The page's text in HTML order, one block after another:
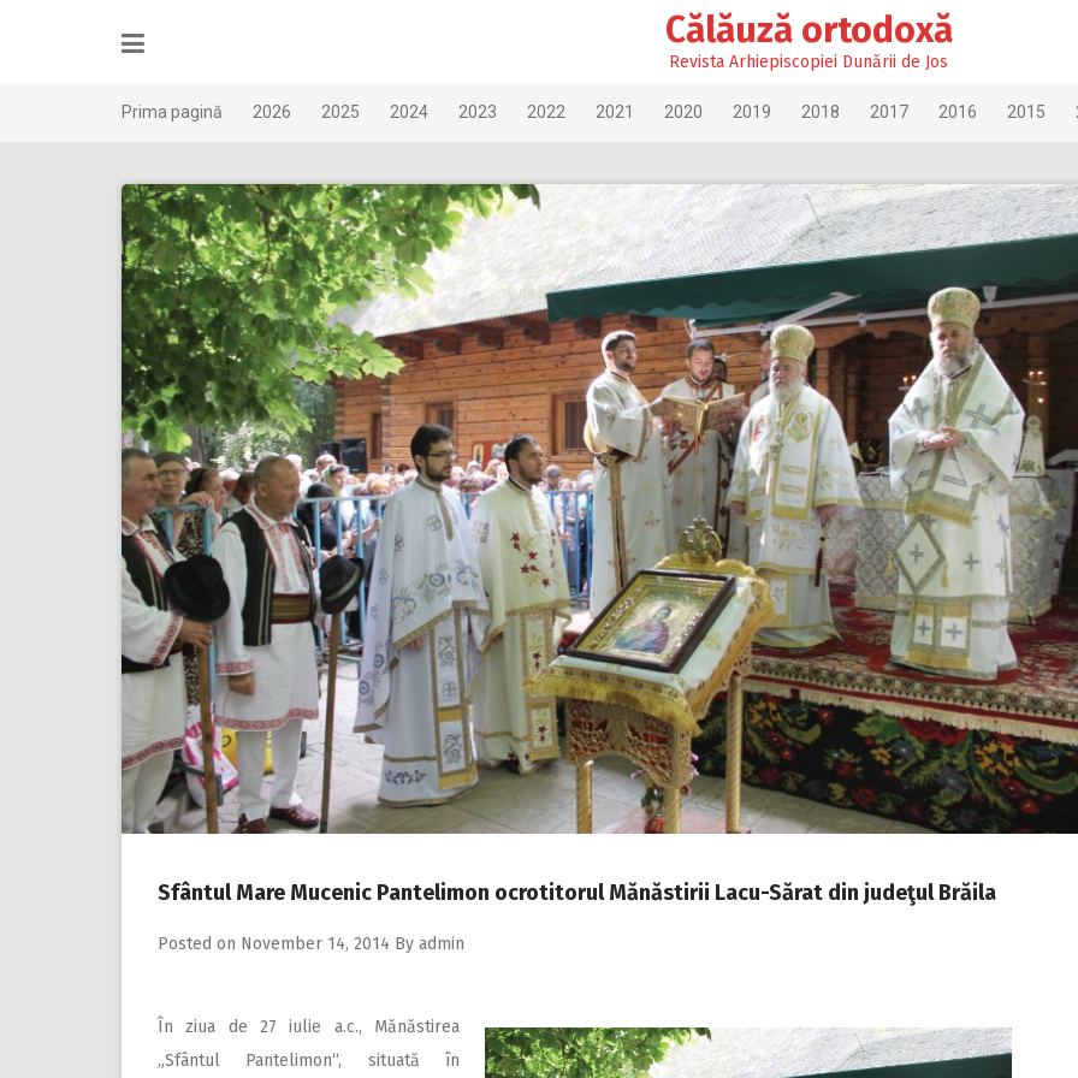
Călăuză ortodoxă
Revista Arhiepiscopiei Dunării de Jos
Prima pagină 2026 2025 2024 2023 2022 2021 2020 2019 2018 2017 2016 2015
Sfântul Mare Mucenic Pantelimon ocrotitorul Mănăstirii Lacu-Sărat din judeţul Brăila
Posted on November 14, 2014 By admin
În ziua de 27 iulie a.c., Mănăstirea
„Sfântul Pantelimon“, situată în